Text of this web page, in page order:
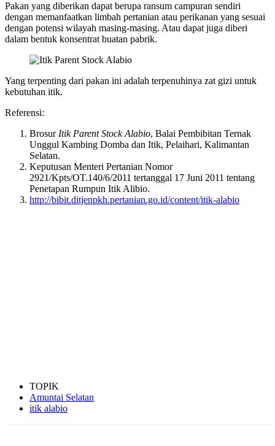
Pakan yang diberikan dapat berupa ransum campuran sendiri
dengan memanfaatkan limbah pertanian atau perikanan yang sesuai
dengan potensi wilayah masing-masing. Atau dapat juga diberi
dalam bentuk konsentrat buatan pabrik.
Yang terpenting dari pakan ini adalah terpenuhinya zat gizi untuk
kebutuhan itik.
Referensi:
Brosur Itik Parent Stock Alabio, Balai Pembibitan Ternak
Unggul Kambing Domba dan Itik, Pelaihari, Kalimantan
Selatan.
Keputusan Menteri Pertanian Nomor
2921/Kpts/OT.140/6/2011 tertanggal 17 Juni 2011 tentang
Penetapan Rumpun Itik Alibio.
http://bibit.ditjenpkh.pertanian.go.id/content/itik-alabio
TOPIK
Amuntai Selatan
itik alabio